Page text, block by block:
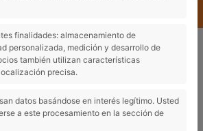
HYBRID 136 Ë-DSC6 BUSINESS
finalidades: almacenamiento de
personalizada, medición y desarrollo de
también utilizan características
precisa.
datos basándose en interés legítimo. Usted
a este procesamiento en la sección de